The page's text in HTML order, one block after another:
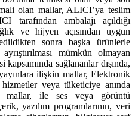
olan mallar, ALICI’ya teslim
tarafından ambalajı açıldığı
ve hijyen açısından uygun
sonra başka ürünlerle
mümkün olmayan
sağlananlar dışında,
ilişkin mallar, Elektronik
veya tüketiciye anında
mallar, ile ses veya görüntü
yazılım programlarının, veri